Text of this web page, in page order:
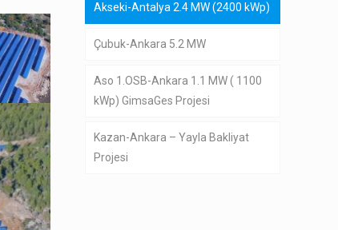
Akseki-Antalya 2.4 MW (2400 kWp)
Çubuk-Ankara 5.2 MW
Aso 1.OSB-Ankara 1.1 MW ( 1100
kWp) GimsaGes Projesi
Kazan-Ankara – Yayla Bakliyat
Projesi